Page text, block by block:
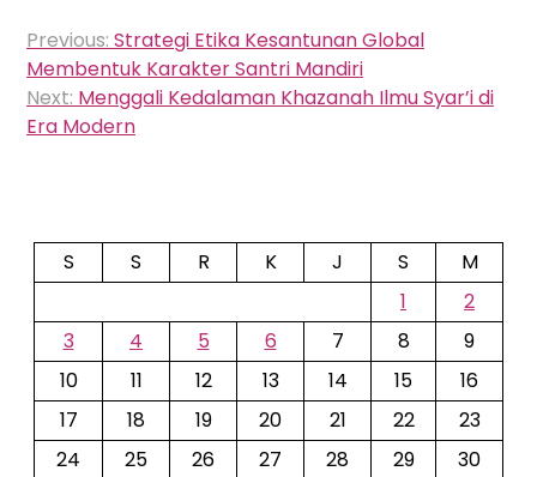
Navigasi
pos
Previous: Strategi Etika Kesantunan Global
Membentuk Karakter Santri Mandiri
Next: Menggali Kedalaman Khazanah Ilmu Syar’i di
Era Modern
S S R K J S
M
1
2
3
4 5 6 7 8
9
10
11 12 13 14 15
16
17
18 19 20 21 22
23
24
25 26 27 28 29
30